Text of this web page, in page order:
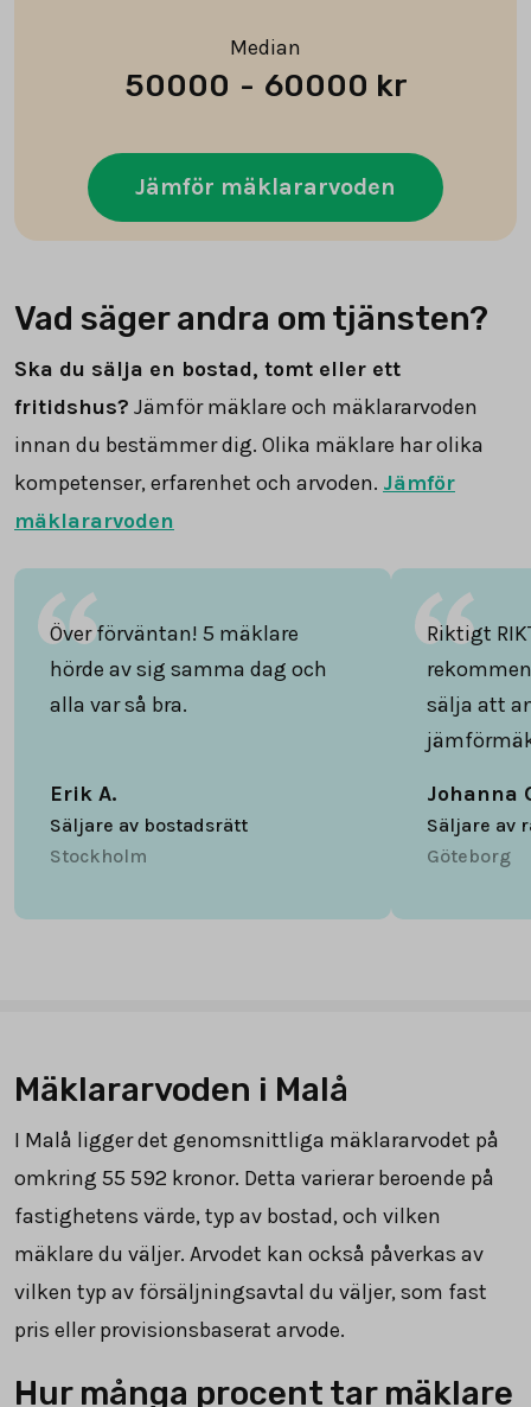
Median
50000 - 60000 kr
Jämför mäklararvoden
Vad säger andra om tjänsten?
Ska du sälja en bostad, tomt eller ett
fritidshus? Jämför mäklare och mäklararvoden
innan du bestämmer dig. Olika mäklare har olika
kompetenser, erfarenhet och arvoden. Jämför
mäklararvoden
Över förväntan! 5 mäklare
hörde av sig samma dag och
alla var så bra.
Erik A.
Säljare av bostadsrätt
Stockholm
Riktigt
sälja att
Johanna
Säljare av
Göteborg
Mäklararvoden i Malå
I Malå ligger det genomsnittliga mäklararvodet på
omkring 55 592 kronor. Detta varierar beroende på
fastighetens värde, typ av bostad, och vilken
mäklare du väljer. Arvodet kan också påverkas av
vilken typ av försäljningsavtal du väljer, som fast
pris eller provisionsbaserat arvode.
Hur många procent tar mäklare